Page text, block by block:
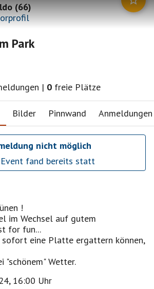
(66)
Park
| 0 freie Plätze
Bilder Pinnwand Anmeldungen
nicht möglich
Event fand bereits statt
!
im Wechsel auf gutem
for fun...
eine Platte ergattern können,
16:00 Uhr